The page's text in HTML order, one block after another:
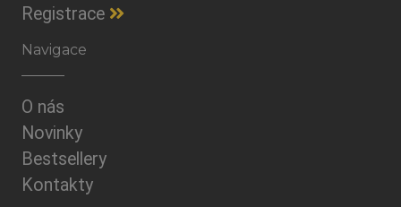
Registrace
Navigace
O nás
Novinky
Bestsellery
Kontakty